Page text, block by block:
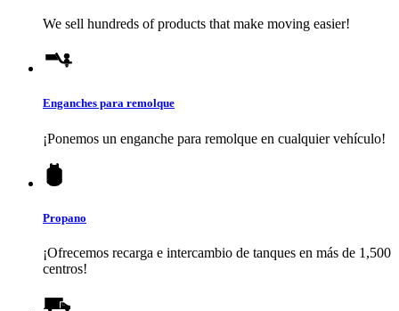
We sell hundreds of products that make moving easier!
Enganches para remolque
¡Ponemos un enganche para remolque en cualquier vehículo!
Propano
¡Ofrecemos recarga e intercambio de tanques en más de 1,500
centros!